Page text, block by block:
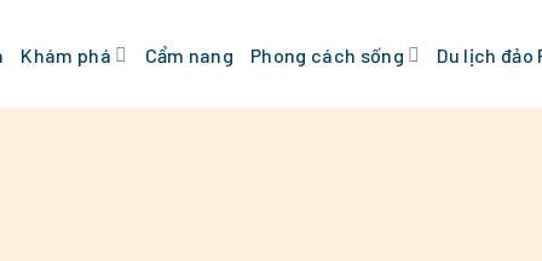
Khám phá Cẩm nang Phong cách sống Du lịch đảo